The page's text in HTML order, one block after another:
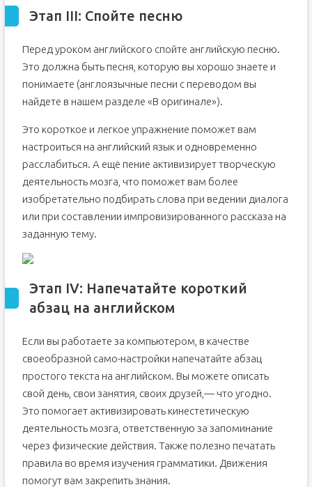
Этап III: Спойте песню
Перед уроком английского спойте английскую песню.
Это должна быть песня, которую вы хорошо знаете и
понимаете (англоязычные песни с переводом вы
найдете в нашем разделе «В оригинале»).
Это короткое и легкое упражнение поможет вам
настроиться на английский язык и одновременно
расслабиться. А ещё пение активизирует творческую
деятельность мозга, что поможет вам более
изобретательно подбирать слова при ведении диалога
или при составлении импровизированного рассказа на
заданную тему.
Этап IV: Напечатайте короткий
абзац на английском
Если вы работаете за компьютером, в качестве
своеобразной само-настройки напечатайте абзац
простого текста на английском. Вы можете описать
свой день, свои занятия, своих друзей,— что угодно.
Это помогает активизировать кинестетическую
деятельность мозга, ответственную за запоминание
через физические действия. Также полезно печатать
правила во время изучения грамматики. Движения
помогут вам закрепить знания.